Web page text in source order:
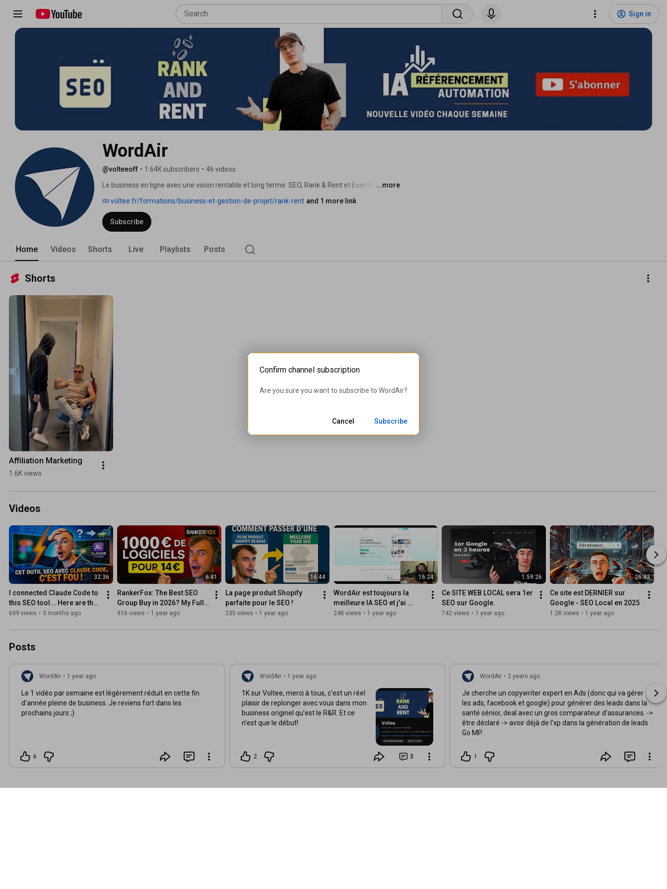
Sign in
WordAir
@volteeoff • 1.64K subscribers • 46 videos
Le business en ligne avec une vision rentable et long terme. SEO, Rank & Rent et Ecommerce.
...more
voltee.fr/formations/business-et-gestion-de-projet/rank-rent and 1 more link
Subscribe
Home Videos Shorts Live Playlists Posts
Shorts
Affiliation Marketing
1.6K views
Videos
32:36
I connected Claude Code to
this SEO tool... Here are the
results
609 views • 3 months ago
6:41
RankerFox: The Best SEO
Group Buy in 2026? My Full
Review
916 views • 1 year ago
16:44
La page produit Shopify
parfaite pour le SEO !
235 views • 1 year ago
16:24
WordAir est toujours la
meilleure IA SEO et j'ai
oublié de vous facturer la
248 views • 1 year ago
1:59:26
Ce SITE WEB LOCAL sera 1er
SEO sur Google.
742 views • 1 year ago
26:43
Ce site est DERNIER sur
Google - SEO Local en 2025
1.2K views • 1 year ago
Posts
WordAir • 1 year ago
Le 1 vidéo par semaine est légèrement réduit en cette fin
d'année pleine de business. Je reviens fort dans les
prochains jours ;)
6
WordAir • 1 year ago
1K sur Voltee, merci à tous, c'est un réel
plaisir de replonger avec vous dans mon
business originel qu'est le R&R. Et ce
n'est que le début!
2 3
WordAir • 2 years ago
Je cherche un copywriter expert en Ads (donc qui va gérer
les ads, facebook et google) pour générer des leads dans la
santé sénior, deal avec un gros comparateur d'assurances. ->
être déclaré -> avoir déjà de l'xp dans la génération de leads
Go MP.
1
Confirm channel subscription
Are you sure you want to subscribe to WordAir?
Cancel Subscribe